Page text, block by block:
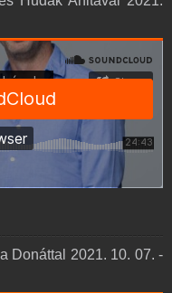
Donáttal 2021. 10. 07. -